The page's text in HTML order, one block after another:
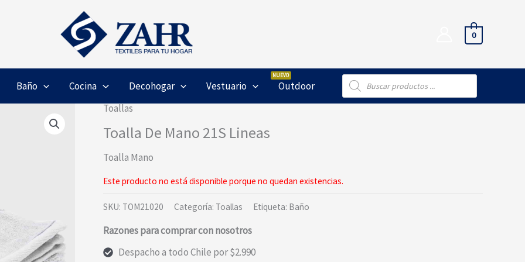
0
Baño Cocina Decohogar Vestuario Outdoor
Búsqueda
de
productos
Toallas
Toalla De Mano 21S Lineas
Toalla Mano
Este producto no está disponible porque no quedan existencias.
SKU: TOM21020 Categoría: Toallas Etiqueta: Baño
Razones para comprar con nosotros
Despacho a todo Chile por $2.990